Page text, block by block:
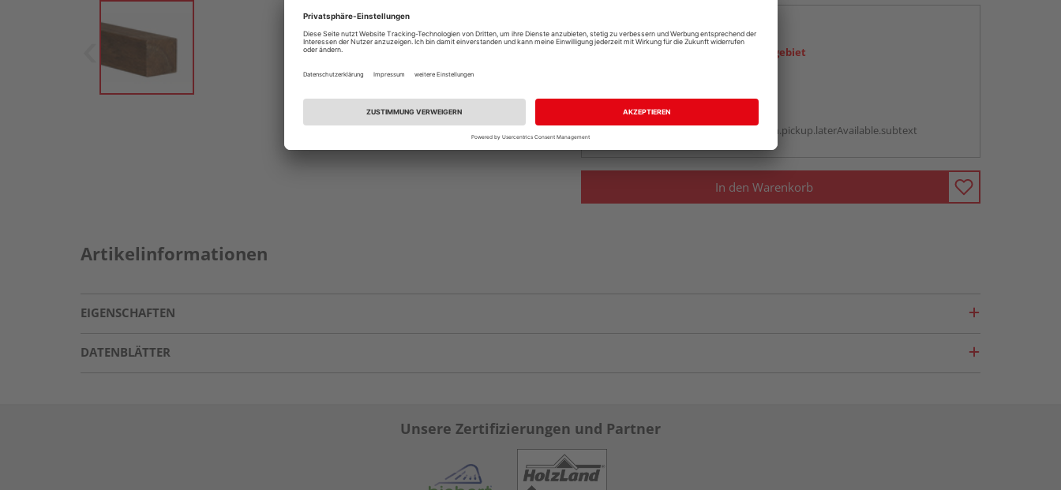
Online bestellen
Ihr Standort ist nicht im Liefergebiet
Auf Vorbestellung:
vue.ads.priceMerchantBox.option.pickup.laterAvailable.subtext
In den Warenkorb
Artikelinformationen
EIGENSCHAFTEN
DATENBLÄTTER
Unsere Zertifizierungen und Partner